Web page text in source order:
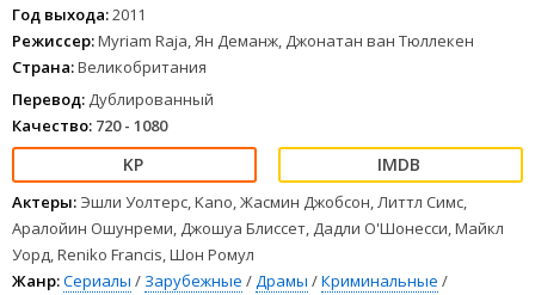
Год выхода:2011
Режиссер:Myriam Raja, Ян Деманж, Джонатан ван Тюллекен
Страна:Великобритания
Перевод: Дублированный
Качество: 720 - 1080
Актеры: Эшли Уолтерс, Kano, Жасмин Джобсон, Литтл Симс,
Аралойин Ошунреми, Джошуа Блиссет, Дадли О'Шонесси, Майкл
Уорд, Reniko Francis, Шон Ромул
Жанр:Сериалы / Зарубежные /Драмы /Криминальные /